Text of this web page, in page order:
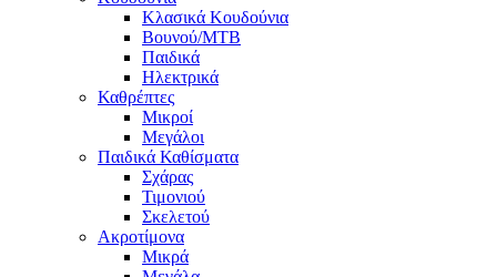
Κλασικά Κουδούνια
Βουνού/MTB
Παιδικά
Ηλεκτρικά
Καθρέπτες
Μικροί
Μεγάλοι
Παιδικά Καθίσματα
Σχάρας
Τιμονιού
Σκελετού
Ακροτίμονα
Μικρά